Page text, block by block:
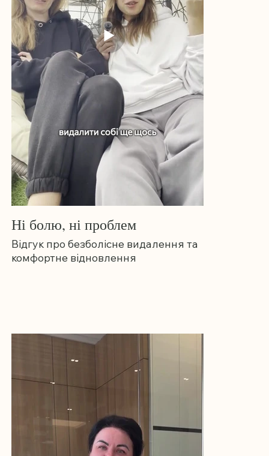
Ні болю, ні проблем
Відгук про безболісне видалення та
комфортне відновлення